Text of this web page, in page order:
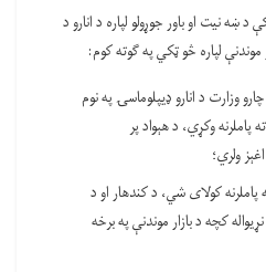
ښه نیت او باور جوړولو لپاره د انارو د
موندنې لپاره څو ټکي په ګوته کوم:
وزارت د انارو ډيپلوماسۍ په نوم
وکړي، د هېواد پر
ولري؛
پاملرنه کولای شي، د کندهار او د
کچه د بازار موندنې په برخه